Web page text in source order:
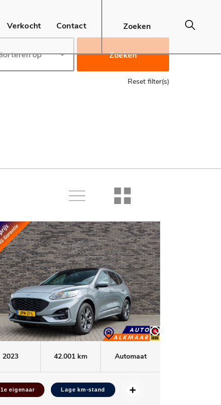
Verkocht Contact
Zoeken
Reset filter(s)
2023 42.001 km Automaat
1e eigenaar Lage km-stand